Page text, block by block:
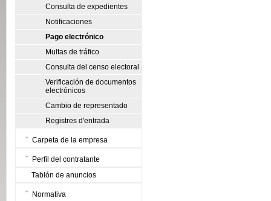
Consulta de expedientes
Notificaciones
Pago electrónico
Multas de tráfico
Consulta del censo electoral
Verificación de documentos
electrónicos
Cambio de representado
Registres d'entrada
Carpeta de la empresa
Perfil del contratante
Tablón de anuncios
Normativa